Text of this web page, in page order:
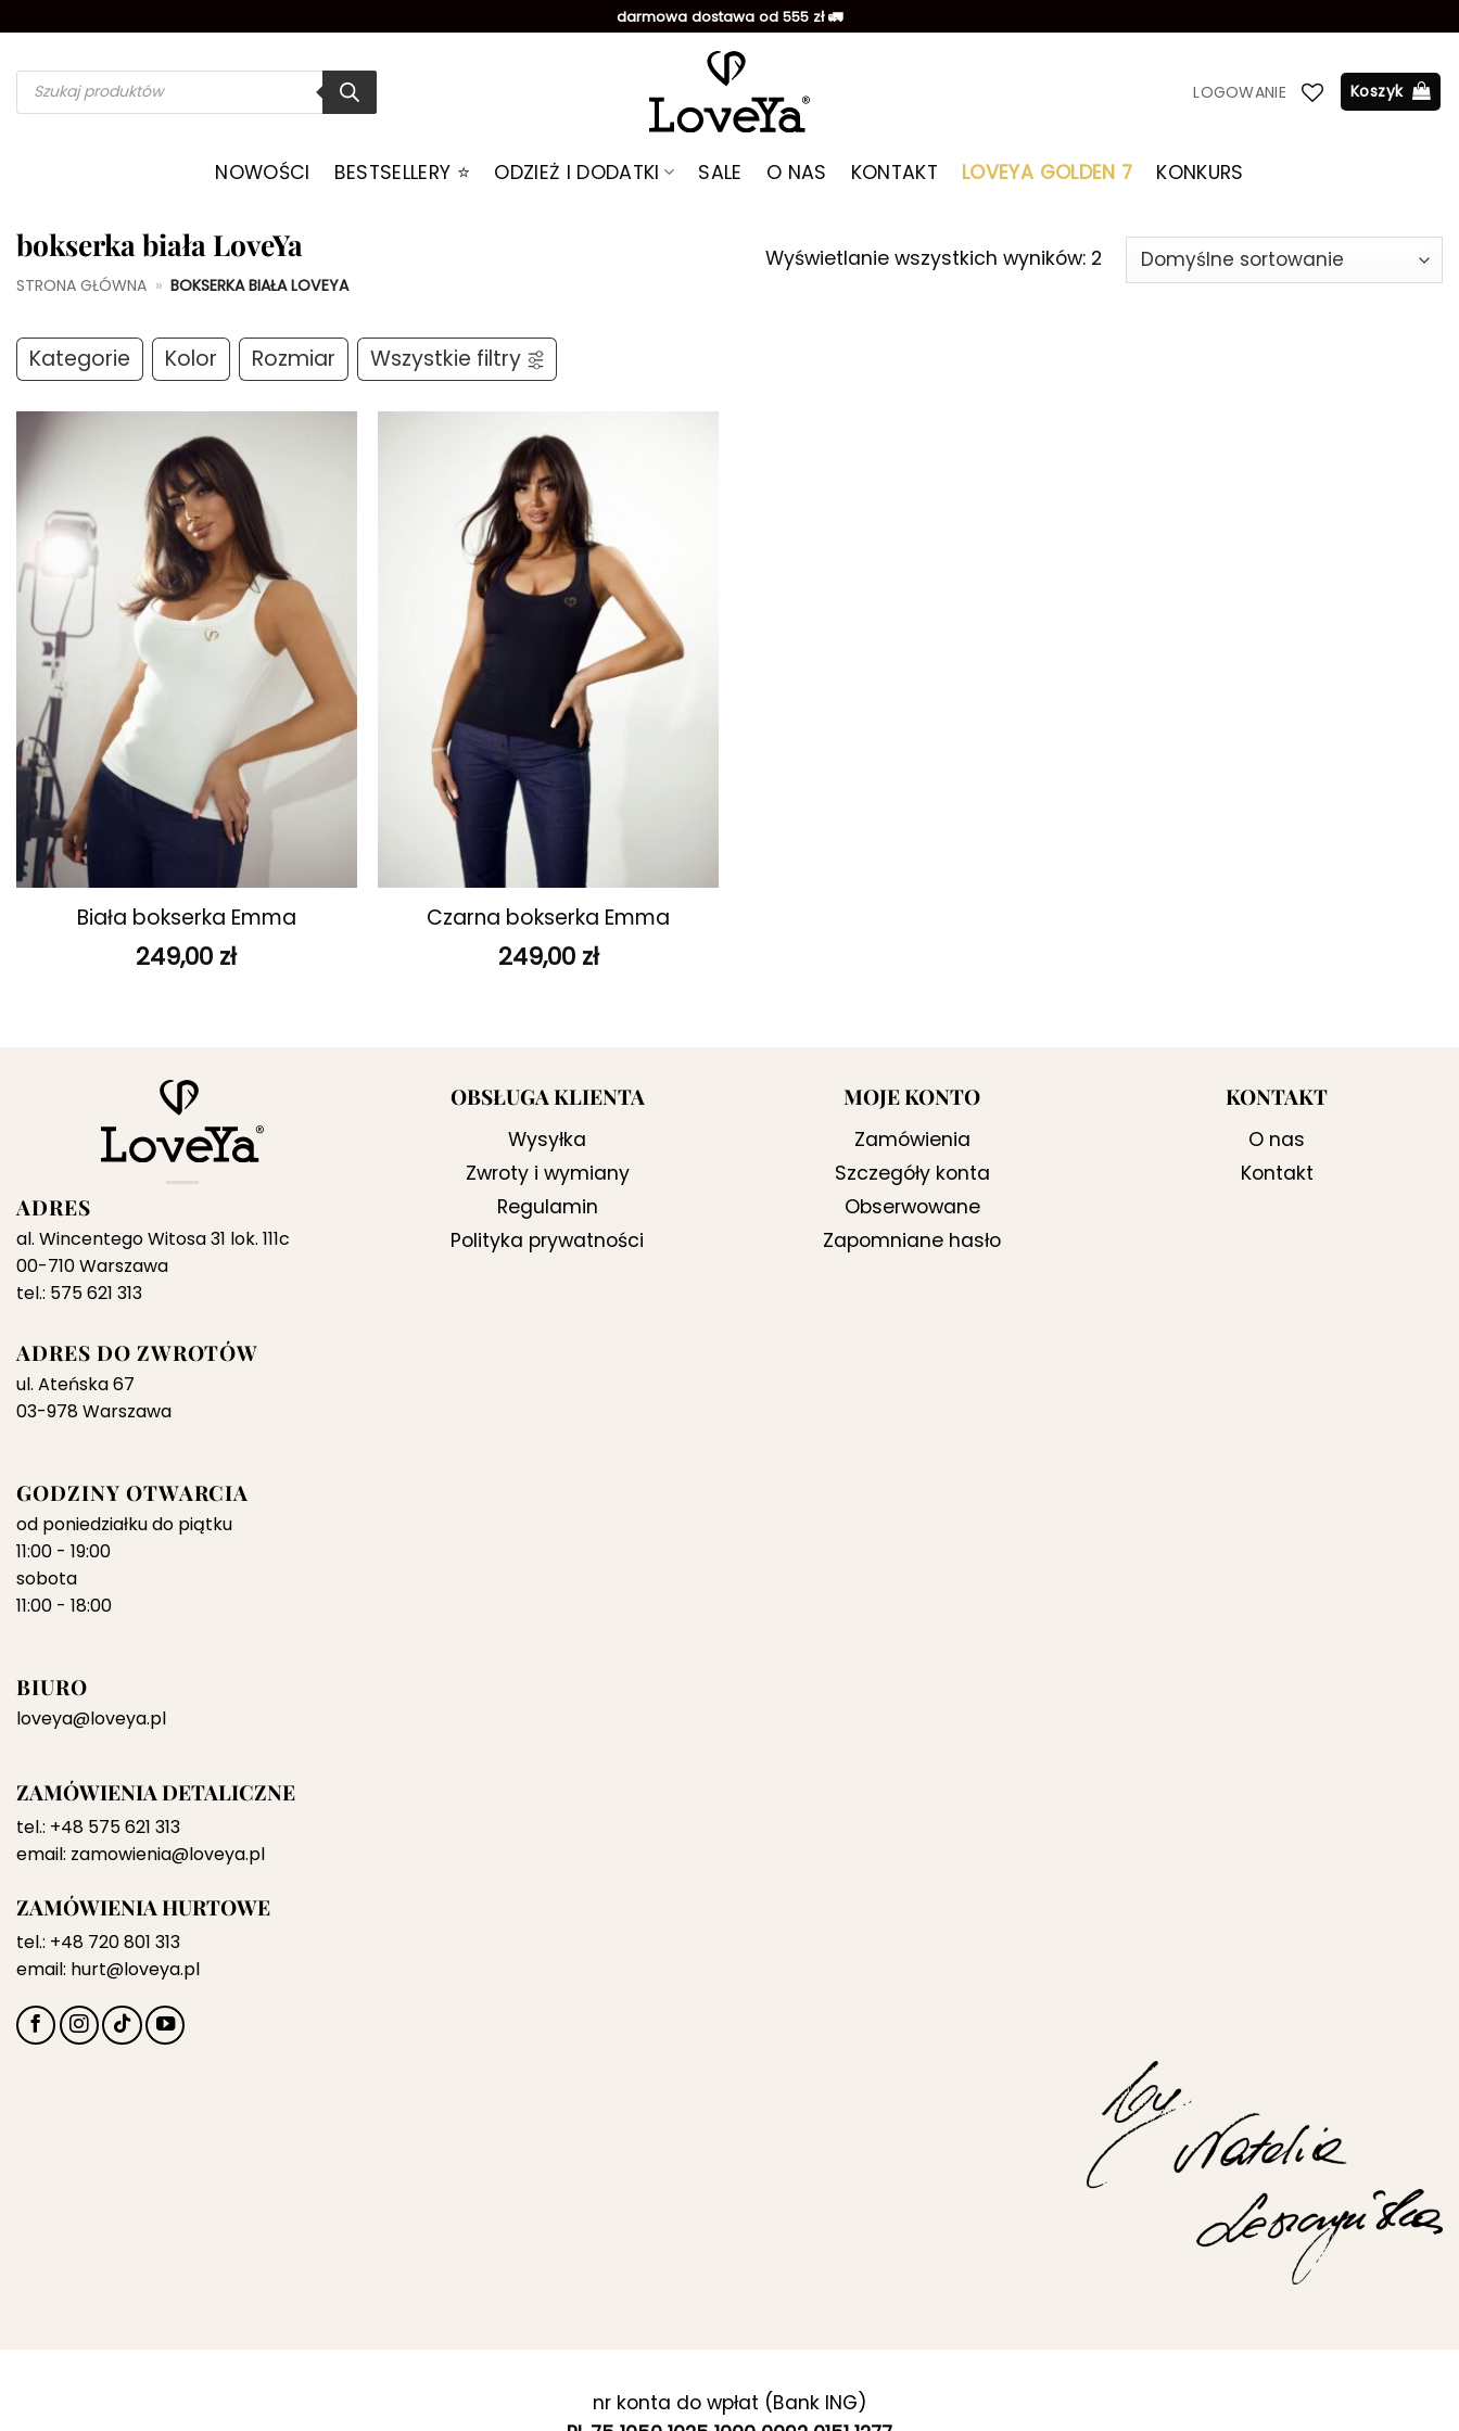
zawartości
darmowa dostawa od 555 zł 🚛
Wyszukiwarka
produktów LOGOWANIE Koszyk
NOWOŚCI BESTSELLERY ⭐️ ODZIEŻ I DODATKI SALE O NAS KONTAKT LOVEYA GOLDEN 7 KONKURS
bokserka biała LoveYa
STRONA GŁÓWNA » BOKSERKA BIAŁA LOVEYA
Wyświetlanie wszystkich wyników: 2
Kategorie Kolor Rozmiar Wszystkie filtry
+
Biała bokserka Emma
249,00 zł
Czarna bokserka Emma
249,00 zł
ADRES
al. Wincentego Witosa 31 lok. 111c
00-710 Warszawa
tel.: 575 621 313
ADRES DO ZWROTÓW
ul. Ateńska 67
03-978 Warszawa
GODZINY OTWARCIA
od poniedziałku do piątku
11:00 - 19:00
sobota
11:00 - 18:00
BIURO
loveya@loveya.pl
ZAMÓWIENIA DETALICZNE
tel.: +48 575 621 313
email: zamowienia@loveya.pl
ZAMÓWIENIA HURTOWE
tel.: +48 720 801 313
email: hurt@loveya.pl
OBSŁUGA KLIENTA
Wysyłka
Zwroty i wymiany
Regulamin
Polityka prywatności
MOJE KONTO
Zamówienia
Szczegóły konta
Obserwowane
Zapomniane hasło
KONTAKT
O nas
Kontakt
nr konta do wpłat (Bank ING)